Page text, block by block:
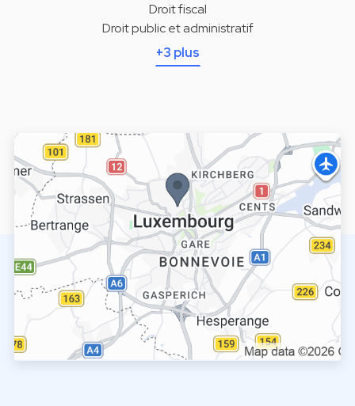
Droit fiscal
Droit public et administratif
+3 plus